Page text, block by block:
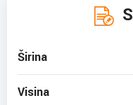
Širina
Visina